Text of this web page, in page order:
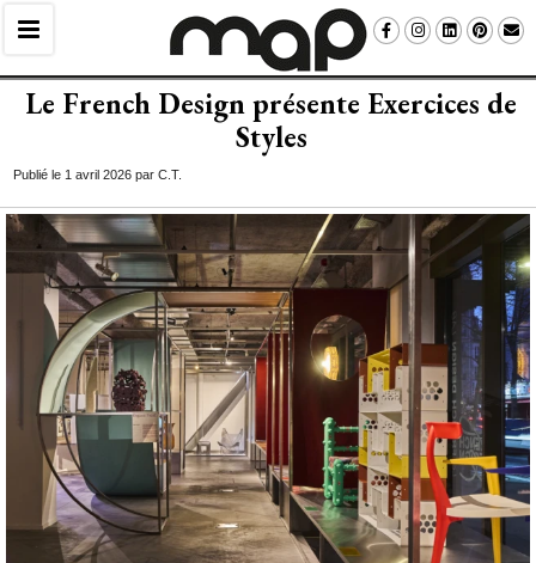
Le French Design présente Exercices de
Styles
Publié le 1 avril 2026 par C.T.